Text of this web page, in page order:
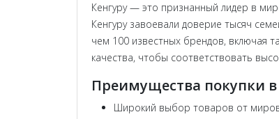
Кенгуру — это признанный лидер в
Кенгуру завоевали доверие тысяч
чем 100 известных брендов, включая
качества, чтобы соответствовать
Преимущества покупки в
Широкий выбор товаров от